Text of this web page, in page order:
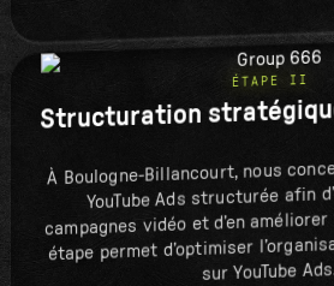
ÉTAPE II
Structuration
À Boulogne-Billancourt, nous
YouTube Ads structurée afin
campagnes vidéo et d’en
étape permet d’optimiser
sur YouTube